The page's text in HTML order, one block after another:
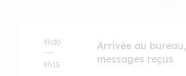
9h00
9h15
Arrivée au
messages reçus